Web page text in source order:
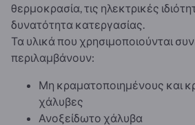
θερμοκρασία, τις ηλεκτρικές
δυνατότητα κατεργασίας.
Τα υλικά που χρησιμοποιούνται
περιλαμβάνουν:
Μη κραματοποιημένους και
χάλυβες
Ανοξείδωτο χάλυβα